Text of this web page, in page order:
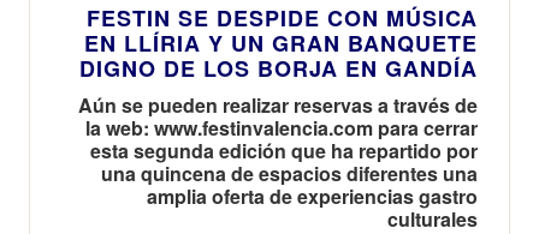
FESTIN SE DESPIDE CON MÚSICA
EN LLÍRIA Y UN GRAN BANQUETE
DIGNO DE LOS BORJA EN GANDÍA
Aún se pueden realizar reservas a través de
la web: www.festinvalencia.com para cerrar
esta segunda edición que ha repartido por
una quincena de espacios diferentes una
amplia oferta de experiencias gastro
culturales